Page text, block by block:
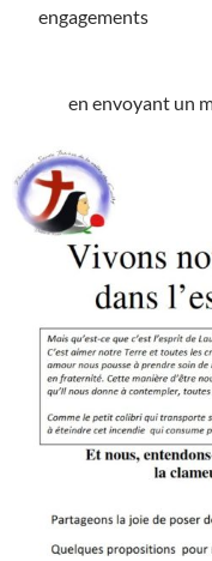
engagements
en envoyant un